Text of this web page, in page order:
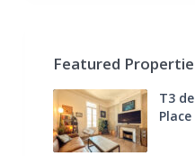
Featured
T3
Place